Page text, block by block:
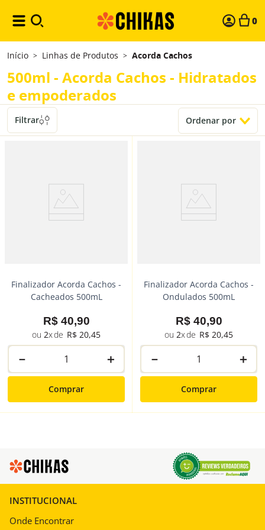
0
Início > Linhas de Produtos > Acorda Cachos
500ml - Acorda Cachos - Hidratados
e empoderados
Filtrar Ordenar por
Finalizador Acorda Cachos -
Cacheados 500mL
R$ 40,90
2 R$ 20,45
＋
－
Comprar
Finalizador Acorda Cachos -
Ondulados 500mL
R$ 40,90
2 R$ 20,45
＋
－
Comprar
INSTITUCIONAL
Onde Encontrar